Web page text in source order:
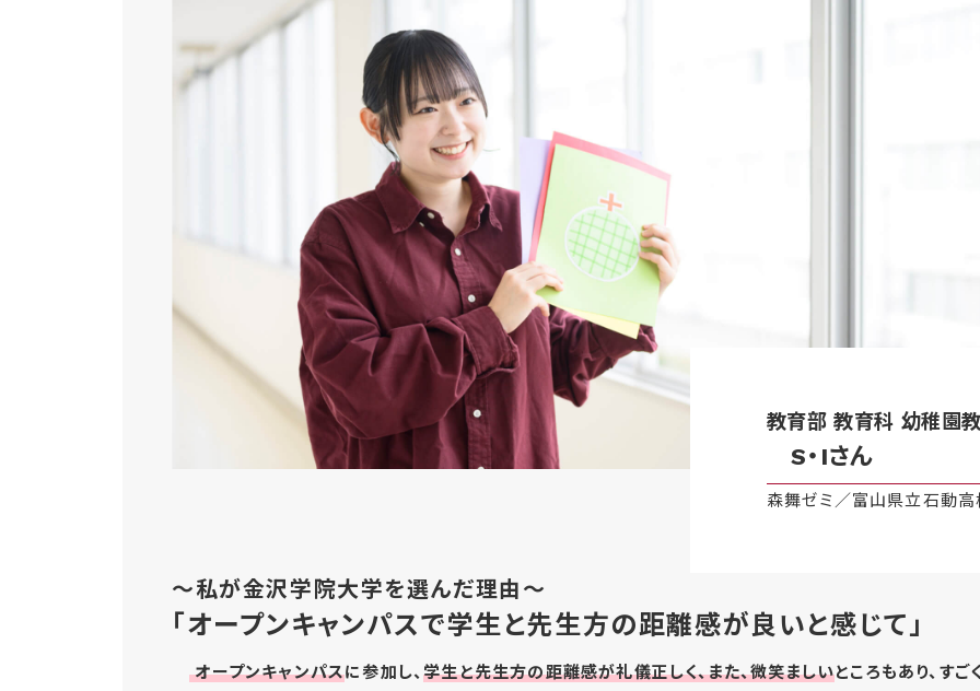
教育部 教育科 幼稚園
S・Iさん
森舞ゼミ／富山県立石動
～私が金沢学院大学を選んだ理由～
「オープンキャンパスで学生と先生方の距離感が良いと感じて」
オープンキャンパスに参加し、学生と先生方の距離感が礼儀正しく、また、微笑ましいところもあり、す